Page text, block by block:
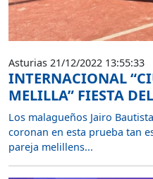
Asturias 21/12/2022 13:55:33
INTERNACIONAL
MELILLA” FIESTA
Los malagueños Jairo
coronan en esta prueba tan
pareja melillens...